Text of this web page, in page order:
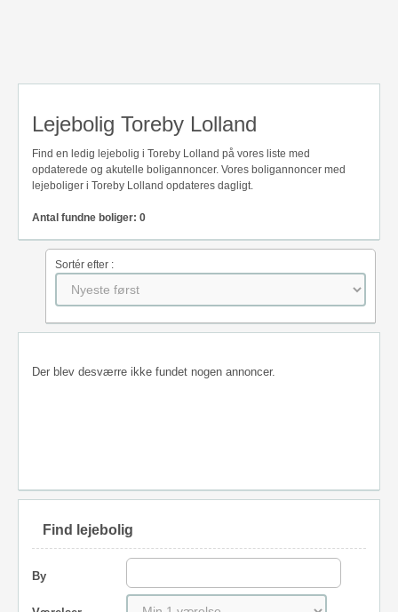
Lejebolig Toreby Lolland
Find en ledig lejebolig i Toreby Lolland på vores liste med
opdaterede og akutelle boligannoncer. Vores boligannoncer med
lejeboliger i Toreby Lolland opdateres dagligt.
Antal fundne boliger: 0
Sortér efter :
Der blev desværre ikke fundet nogen annoncer.
Find lejebolig
By